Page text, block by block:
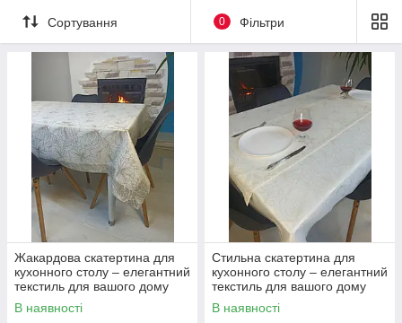
шарму.Сортування 0 Фільтри
Жакардова скатертина для
кухонного столу – елегантний
текстиль для вашого дому
В наявності
Стильна скатертина для
кухонного столу – елегантний
текстиль для вашого дому
Скатертина 240х144 см +
доріжка 180х40см + 8
В наявності